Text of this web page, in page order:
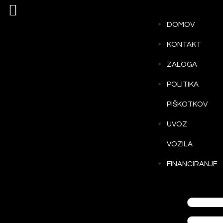
DOMOV
KONTAKT
ZALOGA
POLITIKA
PIŠKOTKOV
UVOZ
VOZILA
FINANCIRANJE
The magic of small-scale pro